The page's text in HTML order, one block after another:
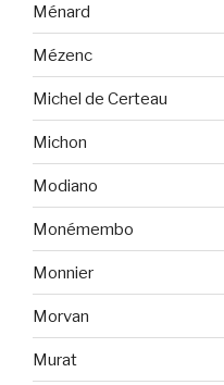
Ménard
Mézenc
Michel de Certeau
Michon
Modiano
Monémembo
Monnier
Morvan
Murat